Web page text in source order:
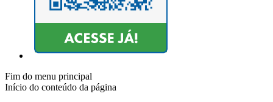
Fim do menu principal
Início do conteúdo da página